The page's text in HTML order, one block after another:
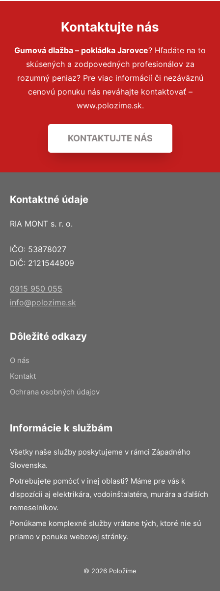
Kontaktujte nás
Gumová dlažba – pokládka Jarovce? Hľadáte na to
skúsených a zodpovedných profesionálov za
rozumný peniaz? Pre viac informácií či nezáväznú
cenovú ponuku nás neváhajte kontaktovať –
www.polozime.sk.
KONTAKTUJTE NÁS
Kontaktné údaje
RIA MONT s. r. o.
IČO: 53878027
DIČ: 2121544909
0915 950 055
info@polozime.sk
Dôležité odkazy
O nás
Kontakt
Ochrana osobných údajov
Informácie k službám
Všetky naše služby poskytujeme v rámci Západného
Slovenska.
Potrebujete pomôcť v inej oblasti? Máme pre vás k
dispozícii aj elektrikára, vodoinštalatéra, murára a ďalších
remeselníkov.
Ponúkame komplexné služby vrátane tých, ktoré nie sú
priamo v ponuke webovej stránky.
© 2026 Položíme